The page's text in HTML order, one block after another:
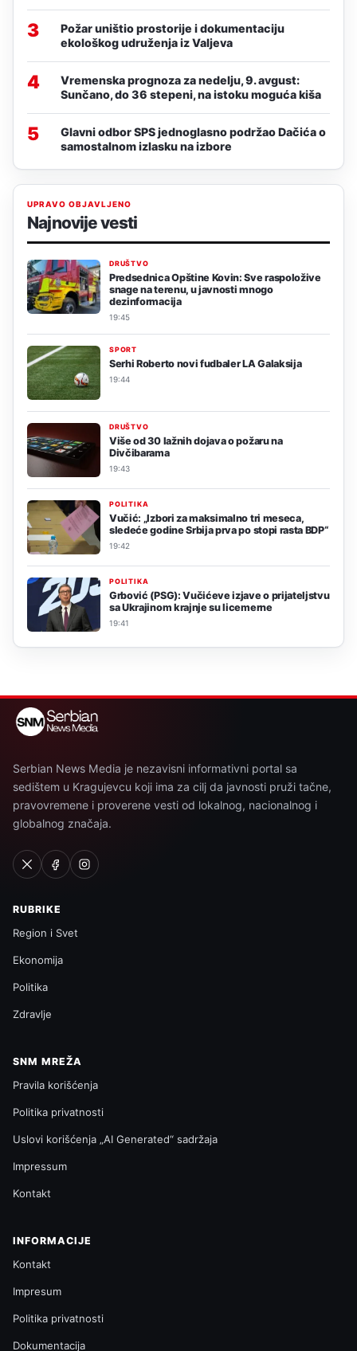
3
Požar uništio prostorije i dokumentaciju
ekološkog udruženja iz Valjeva
4
Vremenska prognoza za nedelju, 9. avgust:
Sunčano, do 36 stepeni, na istoku moguća kiša
5
Glavni odbor SPS jednoglasno podržao Dačića o
samostalnom izlasku na izbore
UPRAVO OBJAVLJENO
Najnovije vesti
DRUŠTVO
Predsednica Opštine Kovin: Sve raspoložive
snage na terenu, u javnosti mnogo
dezinformacija
19:45
SPORT
Serhi Roberto novi fudbaler LA Galaksija
19:44
DRUŠTVO
Više od 30 lažnih dojava o požaru na
Divčibarama
19:43
POLITIKA
Vučić: „Izbori za maksimalno tri meseca,
sledeće godine Srbija prva po stopi rasta BDP“
19:42
POLITIKA
Grbović (PSG): Vučićeve izjave o prijateljstvu
sa Ukrajinom krajnje su licemerne
19:41
Serbian News Media je nezavisni informativni portal sa
sedištem u Kragujevcu koji ima za cilj da javnosti pruži tačne,
pravovremene i proverene vesti od lokalnog, nacionalnog i
globalnog značaja.
RUBRIKE
Region i Svet
Ekonomija
Politika
Zdravlje
SNM MREŽA
Pravila korišćenja
Politika privatnosti
Uslovi korišćenja „AI Generated“ sadržaja
Impressum
Kontakt
INFORMACIJE
Kontakt
Impresum
Politika privatnosti
Dokumentacija